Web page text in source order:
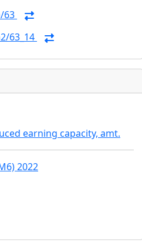
63
63_14
earning capacity, amt.
2022